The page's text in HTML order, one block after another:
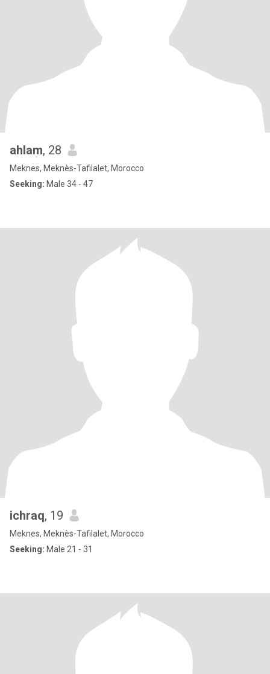
ahlam, 28
Meknes, Meknès-Tafilalet, Morocco
Seeking: Male 34 - 47
ichraq, 19
Meknes, Meknès-Tafilalet, Morocco
Seeking: Male 21 - 31